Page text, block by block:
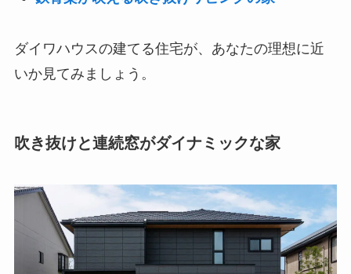
ダイワハウスの建てる住宅が、あなたの理想に近
いか見てみましょう。
吹き抜けと連続窓がダイナミックな家